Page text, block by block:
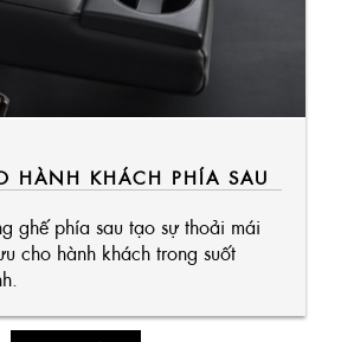
HÀNH KHÁCH PHÍA SAU
ghế phía sau tạo sự thoải mái
cho hành khách trong suốt